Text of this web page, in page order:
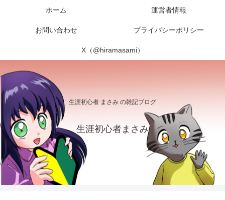
生涯初心者 まさみ の雑記ブログ
生涯初心者まさみ
ホーム 運営者情報
お問い合わせ プライバシーポリシー
X（@hiramasami）